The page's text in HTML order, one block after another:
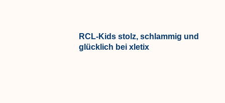
RCL-Kids stolz, schlammig und
glücklich bei xletix